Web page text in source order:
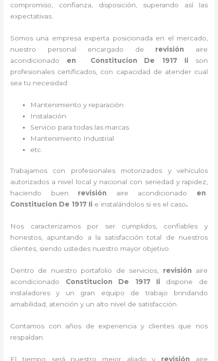
compromiso, confianza, disposición, superando así las
expectativas.
Somos una empresa experta posicionada en el mercado,
nuestro personal encargado de revisión aire
acondicionado en Constitucion De 1917 Ii
son
profesionales certificados, con capacidad de atender cual
sea tu necesidad:
Mantenimiento y reparación
Instalación
Servicio para todas las marcas
Mantenimiento Industrial
etc.
Trabajamos con profesionales motorizados y vehículos
autorizados a nivel local y nacional con seriedad y rapidez,
haciendo buen revisión aire acondicionado en
Constitucion De 1917 Ii e instalándolos si es el caso.
Nos caracterizamos por ser cumplidos, confiables y
honestos, apuntando a la satisfacción total de nuestros
clientes, siendo ustedes nuestro mayor objetivo.
Dentro de nuestro portafolio de servicios, revisión aire
acondicionado Constitucion De 1917 Ii dispone de
instaladores y un gran equipo de trabajo brindando
amabilidad, atención y un alto nivel de satisfacción.
Contamos con años de experiencia y clientes que nos
respaldan.
El tiempo será nuestro mejor aliado y revisión aire